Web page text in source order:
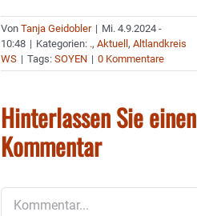
VonTanja Geidobler | Mi. 4.9.2024 -
10:48 | Kategorien: .,Aktuell,Altlandkreis
WS | Tags:SOYEN | 0 Kommentare
Hinterlassen Sie einen
Kommentar